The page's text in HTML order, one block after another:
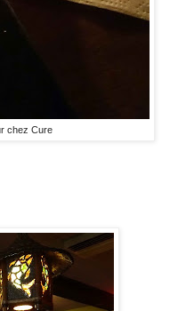
chez Cure